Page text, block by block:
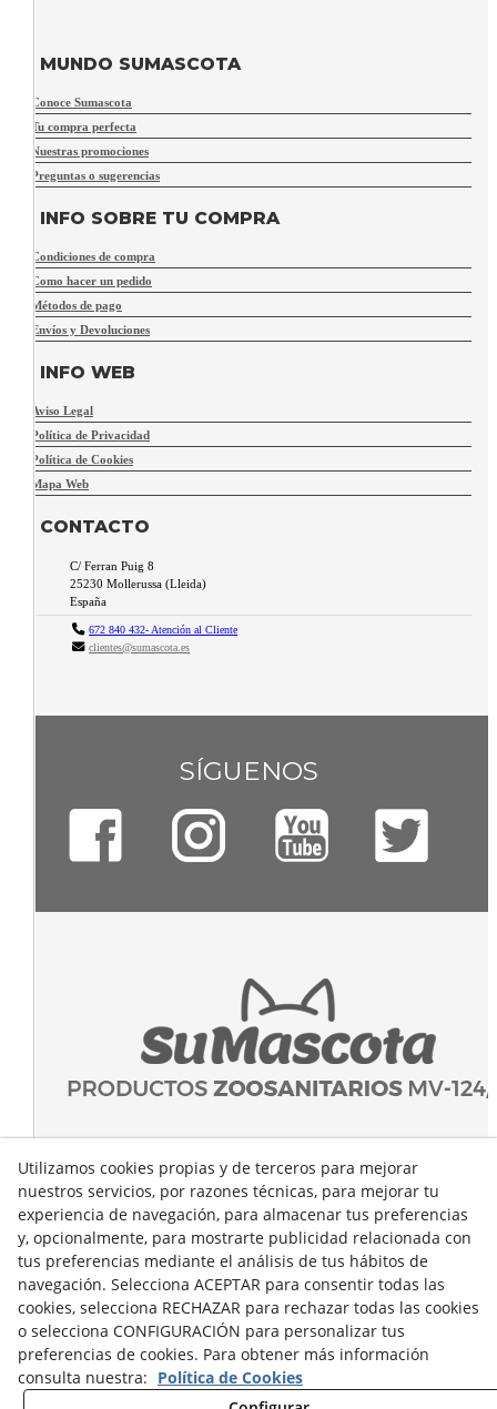
MUNDO SUMASCOTA
Conoce Sumascota
Tu compra perfecta
Nuestras promociones
Preguntas o sugerencias
INFO SOBRE TU COMPRA
Condiciones de compra
Como hacer un pedido
Métodos de pago
Envíos y Devoluciones
INFO WEB
Aviso Legal
Política de Privacidad
Política de Cookies
Mapa Web
CONTACTO
C/ Ferran Puig 8
25230 Mollerussa (Lleida)
España
672 840 432- Atención al Cliente
clientes@sumascota.es
SÍGUENOS
Utilizamos cookies propias y de terceros para mejorar
nuestros servicios, por razones técnicas, para mejorar tu
experiencia de navegación, para almacenar tus preferencias
y, opcionalmente, para mostrarte publicidad relacionada con
tus preferencias mediante el análisis de tus hábitos de
navegación. Selecciona ACEPTAR para consentir todas las
cookies, selecciona RECHAZAR para rechazar todas las cookies
o selecciona CONFIGURACIÓN para personalizar tus
preferencias de cookies. Para obtener más información
consulta nuestra: Política de Cookies